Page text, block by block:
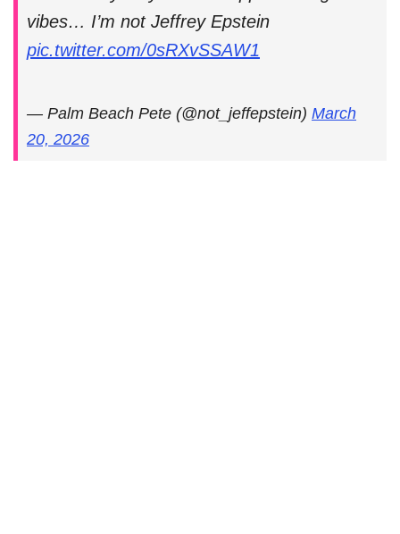
vibes… I’m not Jeffrey Epstein
pic.twitter.com/0sRXvSSAW1
— Palm Beach Pete (@not_jeffepstein) March
20, 2026